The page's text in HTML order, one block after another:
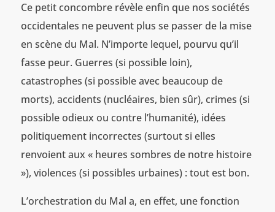
Ce petit concombre révèle enfin que nos sociétés
occidentales ne peuvent plus se passer de la mise
en scène du Mal. N’importe lequel, pourvu qu’il
fasse peur. Guerres (si possible loin),
catastrophes (si possible avec beaucoup de
morts), accidents (nucléaires, bien sûr), crimes (si
possible odieux ou contre l’humanité), idées
politiquement incorrectes (surtout si elles
renvoient aux « heures sombres de notre histoire
»), violences (si possibles urbaines) : tout est bon.
L’orchestration du Mal a, en effet, une fonction